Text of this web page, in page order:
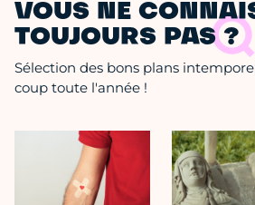
VOUS NE
TOUJOURS PAS ?
Sélection des bons plans
coup toute l'année !